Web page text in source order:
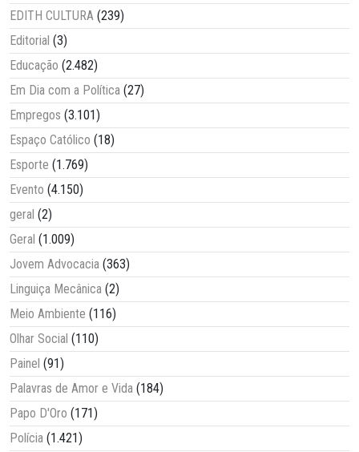
EDITH CULTURA (239)
Editorial (3)
Educação (2.482)
Em Dia com a Política (27)
Empregos (3.101)
Espaço Católico (18)
Esporte (1.769)
Evento (4.150)
geral (2)
Geral (1.009)
Jovem Advocacia (363)
Linguiça Mecânica (2)
Meio Ambiente (116)
Olhar Social (110)
Painel (91)
Palavras de Amor e Vida (184)
Papo D'Oro (171)
Polícia (1.421)